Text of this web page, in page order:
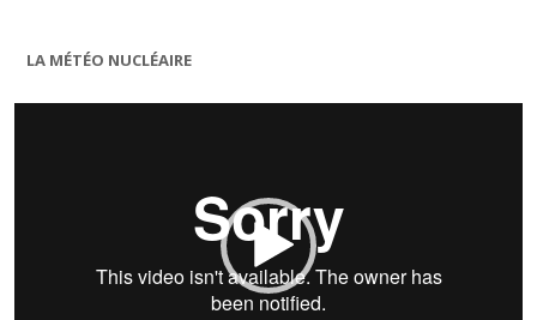
LA MÉTÉO NUCLÉAIRE
Lecteur